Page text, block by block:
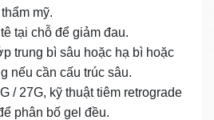
mỹ.
tại chỗ để giảm đau.
trung bì sâu hoặc hạ bì hoặc
nếu cần cấu trúc sâu.
/ 27G, kỹ thuật tiêm retrograde
phân bố gel đều.